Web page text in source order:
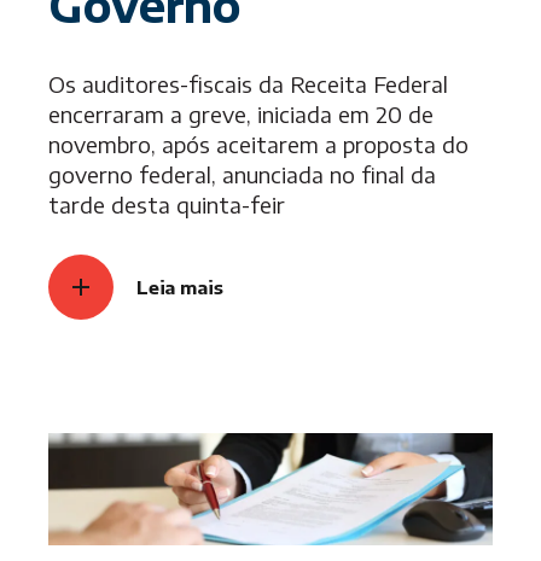
Os auditores-fiscais da Receita Federal
encerraram a greve, iniciada em 20 de
novembro, após aceitarem a proposta do
governo federal, anunciada no final da
tarde desta quinta-feir
Leia mais